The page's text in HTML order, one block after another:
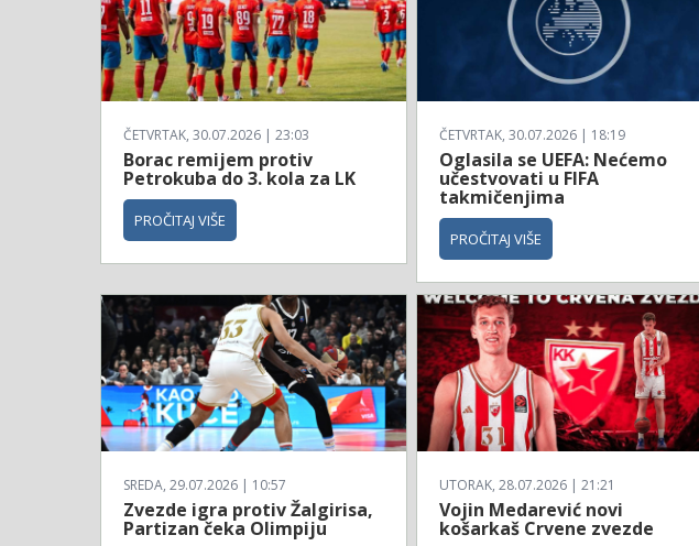
ČETVRTAK, 30.07.2026 | 23:03
Borac remijem protiv
Petrokuba do 3. kola za LK
PROČITAJ VIŠE
ČETVRTAK, 30.07.2026 | 18:19
Oglasila se UEFA: Nećemo
učestvovati u FIFA
takmičenjima
PROČITAJ VIŠE
SREDA, 29.07.2026 | 10:57
Zvezde igra protiv Žalgirisa,
Partizan čeka Olimpiju
UTORAK, 28.07.2026 | 21:21
Vojin Medarević novi
košarkaš Crvene zvezde